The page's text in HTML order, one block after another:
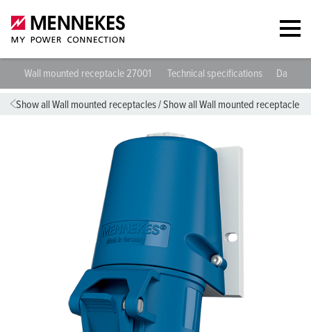
Wall mounted receptacle 27001 Technical specifications
Show all Wall mounted receptacles/Show all Wall mounted receptacle